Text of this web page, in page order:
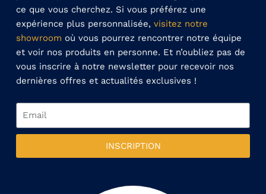
ce que vous cherchez. Si vous préférez une
expérience plus personnalisée, visitez notre
showroom où vous pourrez rencontrer notre équipe
et voir nos produits en personne. Et n’oubliez pas de
vous inscrire à notre newsletter pour recevoir nos
dernières offres et actualités exclusives !
INSCRIPTION